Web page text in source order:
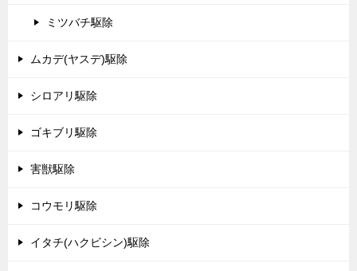
ミツバチ駆除
ムカデ(ヤスデ)駆除
シロアリ駆除
ゴキブリ駆除
害獣駆除
コウモリ駆除
イタチ(ハクビシン)駆除